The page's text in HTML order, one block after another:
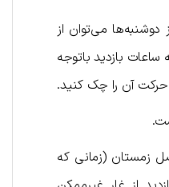
می‌توان از
ساعات بازدید باتوجه
آن را چک کنید.
زمستان (زمانی که